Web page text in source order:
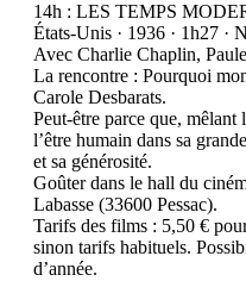
14h : LES TEMPS
États-Unis · 1936 · 1h27 ·
Avec Charlie Chaplin,
La rencontre : Pourquoi
Carole Desbarats.
Peut-être parce que,
l’être humain dans sa
et sa générosité.
Goûter dans le hall du
Labasse (33600 Pessac).
Tarifs des films : 5,50 €
sinon tarifs habituels.
d’année.